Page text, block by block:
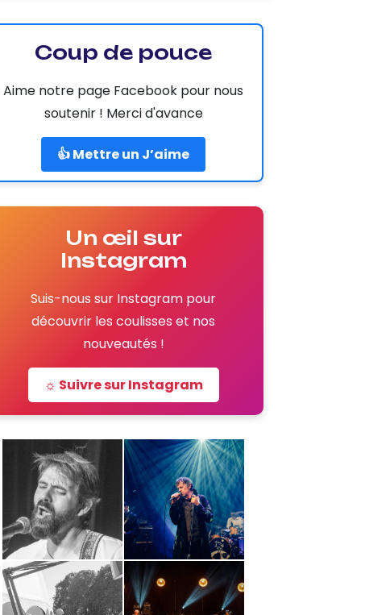
Coup de pouce
Aime notre page Facebook pour nous
soutenir ! Merci d'avance
👍 Mettre un J’aime
Un œil sur
Instagram
Suis-nous sur Instagram pour
découvrir les coulisses et nos
nouveautés !
☼ Suivre sur Instagram